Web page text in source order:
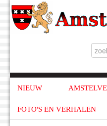
NIEUW
FOTO'S EN VERHALEN